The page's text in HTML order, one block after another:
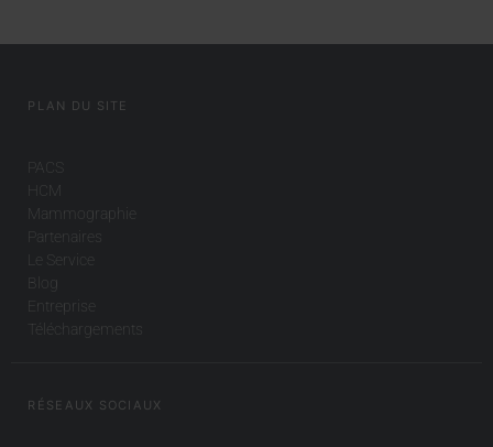
PLAN DU SITE
PACS
HCM
Mammographie
Partenaires
Le Service
Blog
Entreprise
Téléchargements
RÉSEAUX SOCIAUX